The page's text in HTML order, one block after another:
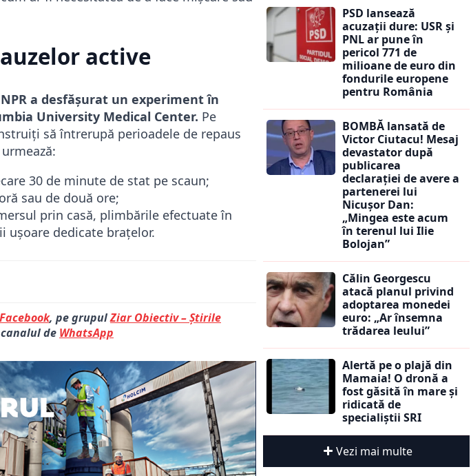
active
a desfășurat un experiment în
University Medical Center. Pe
să întrerupă perioadele de repaus
30 de minute de stat pe scaun;
sau de două ore;
prin casă, plimbările efectuate în
dedicate brațelor.
Facebook, pe grupulZiar Obiectiv – Știrile
de WhatsApp
PSD lansează
acuzații dure: USR și
PNL ar pune în
pericol 771 de
milioane de euro din
fondurile europene
pentru România
BOMBĂ lansată de
Victor Ciutacu! Mesaj
devastator după
publicarea
declarației de avere a
partenerei lui
Nicușor Dan:
„Mingea este acum
în terenul lui Ilie
Bolojan”
Călin Georgescu
atacă planul privind
adoptarea monedei
euro: „Ar însemna
trădarea leului”
Alertă pe o plajă din
Mamaia! O dronă a
fost găsită în mare și
ridicată de
specialiștii SRI
Vezi mai multe